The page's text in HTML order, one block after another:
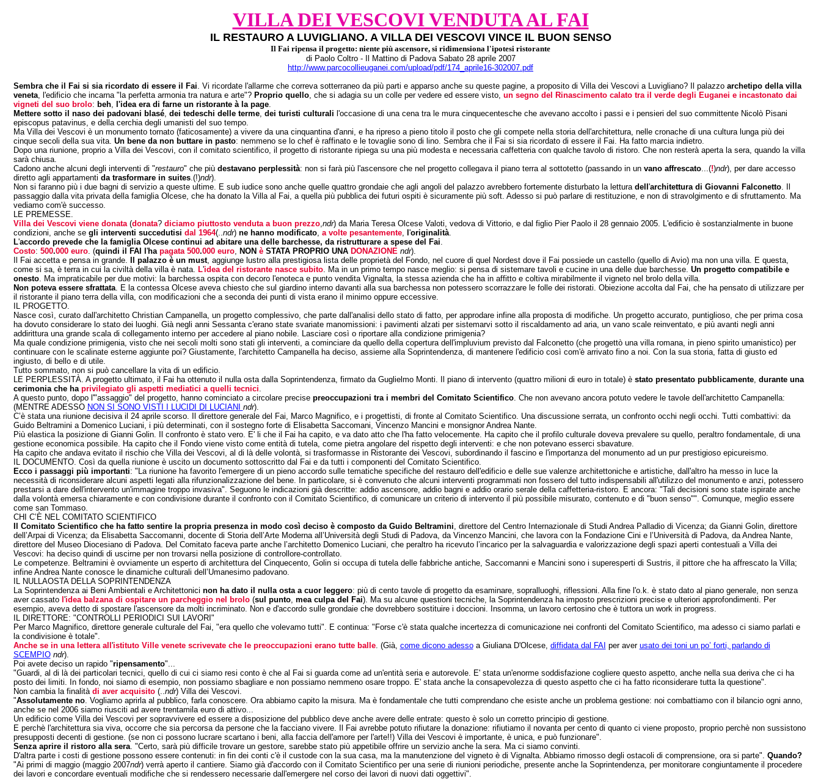
VILLA DEI VESCOVI VENDUTA AL FAI
IL RESTAURO A LUVIGLIANO. A VILLA DEI VESCOVI VINCE IL BUON SENSO
Il Fai ripensa il progetto: niente più ascensore, si ridimensiona l'ipotesi ristorante
di Paolo Coltro - Il Mattino di Padova Sabato 28 aprile 2007
http://www.parcocollieuganei.com/upload/pdf/174_aprile16-302007.pdf
Sembra che il Fai si sia ricordato di essere il Fai. Vi ricordate l'allarme che correva sotterraneo da più parti e apparso anche su queste pagine, a proposito di Villa dei Vescovi a Luvigliano? Il palazzo archetipo della villa
veneta, l'edificio che incarna "la perfetta armonia tra natura e arte"? Proprio quello, che si adagia su un colle per vedere ed essere visto, un segno del Rinascimento calato tra il verde degli Euganei e incastonato dai
vigneti del suo brolo: beh, l'idea era di farne un ristorante à la page.
Mettere sotto il naso dei padovani blasé, dei tedeschi delle terme, dei turisti culturali l'occasione di una cena tra le mura cinquecentesche che avevano accolto i passi e i pensieri del suo committente Nicolò Pisani
episcopus patavinus, e della cerchia degli umanisti del suo tempo.
Ma Villa dei Vescovi è un monumento tornato (faticosamente) a vivere da una cinquantina d'anni, e ha ripreso a pieno titolo il posto che gli compete nella storia dell'architettura, nelle cronache di una cultura lunga più dei
cinque secoli della sua vita. Un bene da non buttare in pasto: nemmeno se lo chef è raffinato e le tovaglie sono di lino. Sembra che il Fai si sia ricordato di essere il Fai. Ha fatto marcia indietro.
Dopo una riunione, proprio a Villa dei Vescovi, con il comitato scientifico, il progetto di ristorante ripiega su una più modesta e necessaria caffetteria con qualche tavolo di ristoro. Che non resterà aperta la sera, quando la villa
sarà chiusa.
Cadono anche alcuni degli interventi di "restauro" che più destavano perplessità: non si farà più l'ascensore che nel progetto collegava il piano terra al sottotetto (passando in un vano affrescato...(!)ndr), per dare accesso
diretto agli appartamenti da trasformare in suites.(!)ndr).
Non si faranno più i due bagni di servizio a queste ultime. E sub iudice sono anche quelle quattro grondaie che agli angoli del palazzo avrebbero fortemente disturbato la lettura dell 'architettura di Giovanni Falconetto. Il
passaggio dalla vita privata della famiglia Olcese, che ha donato la Villa al Fai, a quella più pubblica dei futuri ospiti è sicuramente più soft. Adesso si può parlare di restituzione, e non di stravolgimento e di sfruttamento. Ma
vediamo com'è successo.
LE PREMESSE.
Villa dei Vescovi viene donata(donata? diciamo piuttosto venduta a buon prezzo,ndr) da Maria Teresa Olcese Valoti, vedova di Vittorio, e dal figlio Pier Paolo il 28 gennaio 2005. L'edificio è sostanzialmente in buone
condizioni, anche se gli interventi succedutisi dal 1964(..ndr) ne hanno modificato, a volte pesantemente, 'originalità.
L'accordo prevede che la famiglia Olcese continui ad abitare una delle barchesse, da ristrutturare a spese del Fai.
Costo: 500.000 euro. (quindi il FAI l 'ha pagata 500.000 euro, NON èSTATA PROPRIO UNA DONAZIONE ndr).
Il Fai accetta e pensa in grande.
Il palazzo è un must, aggiunge lustro alla prestigiosa lista delle proprietà del Fondo, nel cuore di quel Nordest dove il Fai possiede un castello (quello di Avio) ma non una villa. E questa,
come si sa, è terra in cui la civiltà della villa è nata. L'idea del ristorante nasce subito. Ma in un primo tempo nasce meglio: si pensa di sistemare tavoli e cucine in una delle due barchesse. Un progetto compatibile e
onesto. Ma impraticabile per due motivi: la barchessa ospita con decoro l'enoteca e punto vendita Vignalta, la stessa azienda che ha in affitto e coltiva mirabilmente il vigneto nel brolo della villa.
Non poteva essere sfrattata. E la contessa Olcese aveva chiesto che sul giardino interno davanti alla sua barchessa non potessero scorrazzare le folle dei ristorati. Obiezione accolta dal Fai, che ha pensato di utilizzare per
il ristorante il piano terra della villa, con modificazioni che a seconda dei punti di vista erano il minimo oppure eccessive.
IL PROGETTO.
Nasce così, curato dall'architetto Christian Campanella, un progetto complessivo, che parte dall'analisi dello stato di fatto, per approdare infine alla proposta di modifiche. Un progetto accurato, puntiglioso, che per prima cosa
ha dovuto considerare lo stato dei luoghi. Già negli anni Sessanta c'erano state svariate manomissioni: i pavimenti alzati per sistemarvi sotto il riscaldamento ad aria, un vano scale reinventato, e più avanti negli anni
addirittura una grande scala di collegamento interno per accedere al piano nobile. Lasciare così o riportare alla condizione primigenia?
Ma quale condizione primigenia, visto che nei secoli molti sono stati gli interventi, a cominciare da quello della copertura dell'impluvium previsto dal Falconetto (che progettò una villa romana, in pieno spirito umanistico) per
continuare con le scalinate esterne aggiunte poi? Giustamente, l'architetto Campanella ha deciso, assieme alla Soprintendenza, di mantenere l'edificio così com'è arrivato fino a noi. Con la sua storia, fatta di giusto ed
ingiusto, di bello e di utile.
Tutto sommato, non si può cancellare la vita di un edificio.
LE PERPLESSITÀ. A progetto ultimato, il Fai ha ottenuto il nulla osta dalla Soprintendenza, firmato da Guglielmo Monti. Il piano di intervento (quattro milioni di euro in totale) è stato presentato pubblicamente, durante una
cerimonia che ha privilegiato gli aspetti mediatici a quelli tecnici.
A questo punto, dopo l'"assaggio" del progetto, hanno cominciato a circolare precise preoccupazioni tra i membri del Comitato Scientifico. Che non avevano ancora potuto vedere le tavole dell'architetto Campanella:
(MENTRE ADESSO NON SI SONO VISTI I LUCIDI DI LUCIANI ndr).
C’è stata una riunione decisiva il 24 aprile scorso. Il direttore generale del Fai, Marco Magnifico, e i progettisti, di fronte al Comitato Scientifico. Una discussione serrata, un confronto occhi negli occhi. Tutti combattivi: da
Guido Beltramini a Domenico Luciani, i più determinati, con il sostegno forte di Elisabetta Saccomani, Vincenzo Mancini e monsignor Andrea Nante.
Più elastica la posizione di Gianni Golin. Il confronto è stato vero. E' li che il Fai ha capito, e va dato atto che l'ha fatto velocemente. Ha capito che il profilo culturale doveva prevalere su quello, peraltro fondamentale, di una
gestione economica possibile. Ha capito che il Fondo viene visto come entità di tutela, come pietra angolare del rispetto degli interventi: e che non potevano esserci sbavature.
Ha capito che andava evitato il rischio che Villa dei Vescovi, al di là delle volontà, si trasformasse in Ristorante dei Vescovi, subordinando il fascino e l'importanza del monumento ad un pur prestigioso epicureismo.
IL DOCUMENTO. Così da quella riunione è uscito un documento sottoscritto dal Fai e da tutti i componenti del Comitato Scientifico.
Ecco i passaggi più importanti: "La riunione ha favorito l'emergere di un pieno accordo sulle tematiche specifiche del restauro dell'edificio e delle sue valenze architettoniche e artistiche, dall'altro ha messo in luce la
necessità di riconsiderare alcuni aspetti legati alla rifunzionalizzazione del bene. In particolare, si è convenuto che alcuni interventi programmati non fossero del tutto indispensabili all'utilizzo del monumento e anzi, potessero
prestarsi a dare dell'intervento un'immagine troppo invasiva". Seguono le indicazioni già descritte: addio ascensore, addio bagni e addio orario serale della caffetteria-ristoro. E ancora: "Tali decisioni sono state ispirate anche
dalla volontà emersa chiaramente e con condivisione durante il confronto con il Comitato Scientifico, di comunicare un criterio di intervento il più possibile misurato, contenuto e di "buon senso"". Comunque, meglio essere
come san Tommaso.
CHI C’È NEL COMITATO SCIENTIFICO
Il Comitato Scientifico che ha fatto sentire la propria presenza in modo così deciso è composto da Guido Beltramini, direttore del Centro Internazionale di Studi Andrea Palladio di Vicenza; da Gianni Golin, direttore
dell’Arpai di Vicenza; da Elisabetta Saccomanni, docente di Storia dell’Arte Moderna all’Università degli Studi di Padova, da Vincenzo Mancini, che lavora con la Fondazione Cini e l’Università di Padova, da Andrea Nante,
direttore del Museo Diocesiano di Padova. Del Comitato faceva parte anche l’architetto Domenico Luciani, che peraltro ha ricevuto l’incarico per la salvaguardia e valorizzazione degli spazi aperti contestuali a Villa dei
Vescovi: ha deciso quindi di uscirne per non trovarsi nella posizione di controllore-controllato.
Le competenze. Beltramini è ovviamente un esperto di architettura del Cinquecento, Golin si occupa di tutela delle fabbriche antiche, Saccomanni e Mancini sono i superesperti di Sustris, il pittore che ha affrescato la Villa;
infine Andrea Nante conosce le dinamiche culturali dell’Umanesimo padovano.
IL NULLAOSTA DELLA SOPRINTENDENZA
La Soprintendenza ai Beni Ambientali e Architettonici non ha dato il nulla osta a cuor leggero: più di cento tavole di progetto da esaminare, sopralluoghi, riflessioni. Alla fine l'o.k. è stato dato al piano generale, non senza
aver cassato 'idea balzana di ospitare un parcheggio nel brolo(sul punto, mea culpa del Fai). Ma su alcune questioni tecniche, la Soprintendenza ha imposto prescrizioni precise e ulteriori approfondimenti. Per
esempio, aveva detto di spostare l'ascensore da molti incriminato. Non e d'accordo sulle grondaie che dovrebbero sostituire i doccioni. Insomma, un lavoro certosino che è tuttora un work in progress.
IL DIRETTORE: "CONTROLLI PERIODICI SUI LAVORI"
Per Marco Magnifico, direttore generale culturale del Fai, "era quello che volevamo tutti". E continua: "Forse c'è stata qualche incertezza di comunicazione nei confronti del Comitato Scientifico, ma adesso ci siamo parlati e
la condivisione è totale".
Anche se in una lettera all 'istituto Ville venete scrivevate che le preoccupazioni erano tutte balle. (Già, come dicono adessoa Giuliana D'Olcese, diffidata dal FAI per aver usato dei toni un po’ forti, parlando di
SCEMPIO ndr).
Poi avete deciso un rapido "ripensamento"...
"Guardi, al di là dei particolari tecnici, quello di cui ci siamo resi conto è che al Fai si guarda come ad un'entità seria e autorevole. E' stata un'enorme soddisfazione cogliere questo aspetto, anche nella sua deriva che ci ha
posto dei limiti. In fondo, noi siamo di esempio, non possiamo sbagliare e non possiamo nemmeno osare troppo. E' stata anche la consapevolezza di questo aspetto che ci ha fatto riconsiderare tutta la questione".
Non cambia la finalità di aver acquisito (..ndr) Villa dei Vescovi.
"Assolutamente no. Vogliamo aprirla al pubblico, farla conoscere. Ora abbiamo capito la misura. Ma è fondamentale che tutti comprendano che esiste anche un problema gestione: noi combattiamo con il bilancio ogni anno,
anche se nel 2006 siamo riusciti ad avere trentamila euro di attivo...
Un edificio come Villa dei Vescovi per sopravvivere ed essere a disposizione del pubblico deve anche avere delle entrate: questo è solo un corretto principio di gestione.
E perchè l'architettura sia viva, occorre che sia percorsa da persone che la facciano vivere. Il Fai avrebbe potuto rifiutare la donazione: rifiutiamo il novanta per cento di quanto ci viene proposto, proprio perchè non sussistono
presupposti decenti di gestione. (se non ci possono lucrare scartano i beni, alla faccia dell'amore per l'arte!!) Villa dei Vescovi è importante, è unica, e può funzionare".
Senza aprire il ristoro alla sera. "Certo, sarà più difficile trovare un gestore, sarebbe stato più appetibile offrire un servizio anche la sera. Ma ci siamo convinti.
D'altra parte i costi di gestione possono essere contenuti: in fin dei conti c'è il custode con la sua casa, ma la manutenzione del vigneto è di Vignalta. Abbiamo rimosso degli ostacoli di comprensione, ora si parte". Quando?
"Ai primi di maggio (maggio 2007ndr) verrà aperto il cantiere. Siamo già d'accordo con il Comitato Scientifico per una serie di riunioni periodiche, presente anche la Soprintendenza, per monitorare congiuntamente il procedere
dei lavori e concordare eventuali modifiche che si rendessero necessarie dall'emergere nel corso dei lavori di nuovi dati oggettivi".